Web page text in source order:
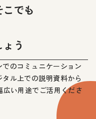
でも
う
のコミュニケーション
ル上での説明資料から
い用途でご活用くださ